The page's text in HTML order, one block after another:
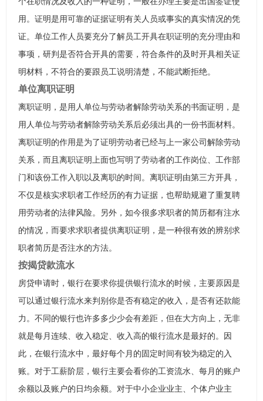
用。证明是用可靠的证据证明有关人员或事实的真实情况的凭
证。单位工作人员要充分了解员工开具在职证明的充分理由和
事项，研判是否符合开具的需要，符合条件的及时开具相关证
明材料，不符合的要跟员工说明清楚，不能武断拒绝。
单位离职证明
离职证明，是用人单位与劳动者解除劳动关系的书面证明，是
用人单位与劳动者解除劳动关系后必须出具的一份书面材料。
离职证明的作用是为了证明劳动者已经与上一家公司解除劳动
关系，而且离职证明上面也写明了劳动者的工作岗位、工作部
门和该份工作入职以及离职的时间。离职证明由第三方开具，
不仅是核实求职者工作经历的有力证据，也帮助规避了重复聘
用劳动者的法律风险。另外，如今很多求职者的简历都有注水
的情况，而要求求职者提供离职证明，是一种很有效的辨别求
职者简历是否注水的方法。
按揭贷款流水
房贷申请时，银行在要求你提供银行流水的时候，主要原因是
可以通过银行流水来判别你是否有稳定的收入，是否有还款能
力。不同的银行也许多多少少会有差距，但在大方向上，无非
就是每月连续、收入稳定、收入高的银行流水是最好的。因
此，在银行流水中，最好每个月的固定时间有较为稳定的入
账。对于工薪阶层，银行主要会看你的工资流水、每月的账户
余额以及账户的日均余额。对于中小企业业主、个体户业主